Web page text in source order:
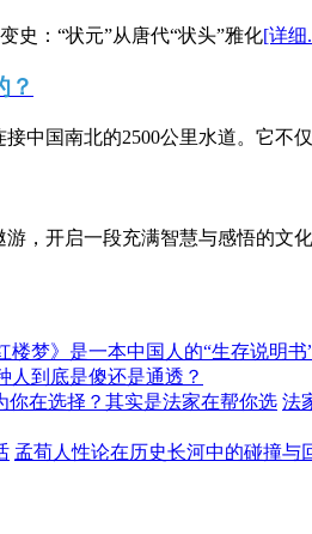
史：“状元”从唐代“状头”雅化[详细
？
中国南北的2500公里水道。它不
，开启一段充满智慧与感悟的文
楼梦》是一本中国人的“生存说明书
人到底是傻还是通透？
你在选择？其实是法家在帮你选 法
孟荀人性论在历史长河中的碰撞与